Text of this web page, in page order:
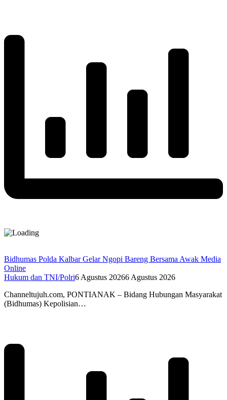
Bidhumas Polda Kalbar Gelar Ngopi Bareng Bersama Awak Media
Online
Hukum dan TNI/Polri6 Agustus 20266 Agustus 2026
Channeltujuh.com, PONTIANAK – Bidang Hubungan Masyarakat
(Bidhumas) Kepolisian…